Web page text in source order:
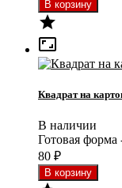


Квадрат на
В наличии
Готовая форма
80 ₽